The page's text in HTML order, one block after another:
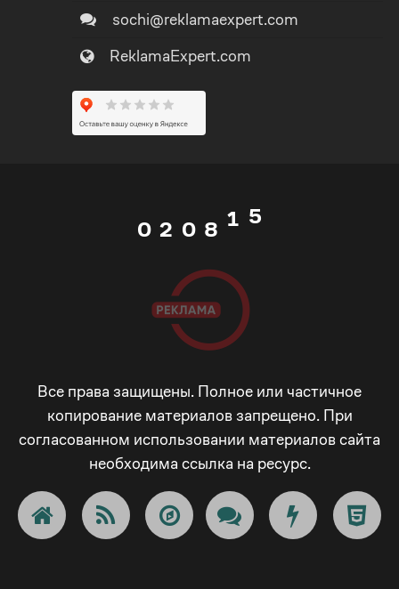
sochi@reklamaexpert.com
ReklamaExpert.com
0
3
4
5
0
2
5
6
7
0
1
2
3
4
5
4
5
8
9
_
-
+
!
3
4
5
6
7
3
5
7
8
9
Все права защищены. Полное или частичное
копирование материалов запрещено. При
согласованном использовании материалов сайта
необходима ссылка на ресурс.